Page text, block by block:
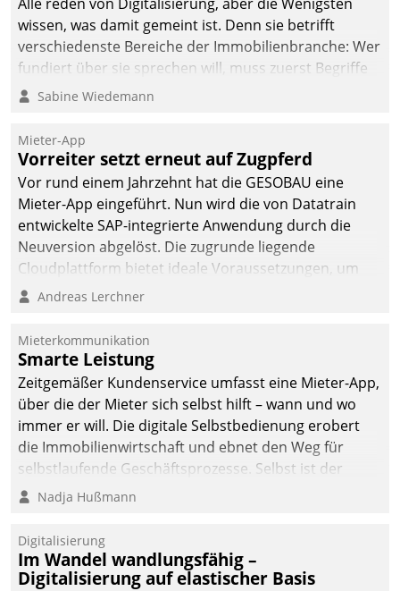
wissen, was damit gemeint ist. Denn sie betrifft
verschiedenste Bereiche der Immobilienbranche: Wer
fundiert über sie sprechen will, muss zuerst Begriffe
klären. Ein Aspekt ist die betriebliche Optimierung:
Einsparungen durch optimierte und automatisierte
Prozesse. Doch man darf nicht zu viel erwarten: Allein
mit der Einführung einer neuen Software ist es nicht
getan. Die Digitalisierung erfordert von Unternehmen
die Bereitschaft, sich zu überprüfen, zu hinterfragen
und zu verändern.
Sabine Wiedemann
Mieter-App
Vorreiter setzt erneut auf Zugpferd
Vor rund einem Jahrzehnt hat die GESOBAU eine
Mieter-App eingeführt. Nun wird die von Datatrain
entwickelte SAP-integrierte Anwendung durch die
Neuversion abgelöst. Die zugrunde liegende
Cloudplattform bietet ideale Voraussetzungen, um
die Funktionalität der App zu erweitern und weitere
integrieren.
Andreas Lerchner
Mieterkommunikation
Smarte Leistung
Zeitgemäßer Kundenservice umfasst eine Mieter-App,
über die der Mieter sich selbst hilft – wann und wo
immer er will. Die digitale Selbstbedienung erobert
die Immobilienwirtschaft und ebnet den Weg für
selbstlaufende Geschäftsprozesse. Selbst ist der
Kunde und smart der Serviceanbieter.
Nadja Hußmann
Digitalisierung
Im Wandel wandlungsfähig –
Digitalisierung auf elastischer Basis